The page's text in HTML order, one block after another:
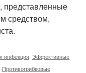
представленные
средством,
инфекция Эффективные
Противогрибковые